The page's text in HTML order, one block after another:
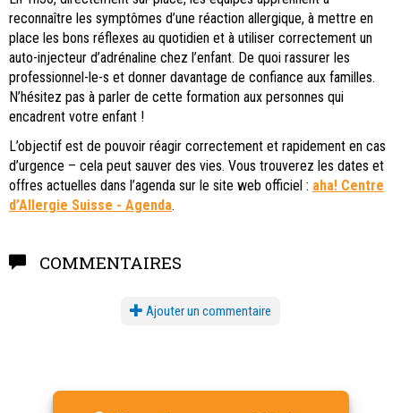
reconnaître les symptômes d’une réaction allergique, à mettre en
place les bons réflexes au quotidien et à utiliser correctement un
auto-injecteur d’adrénaline chez l’enfant. De quoi rassurer les
professionnel-le-s et donner davantage de confiance aux familles.
N’hésitez pas à parler de cette formation aux personnes qui
encadrent votre enfant !
L’objectif est de pouvoir réagir correctement et rapidement en cas
d’urgence – cela peut sauver des vies. Vous trouverez les dates et
offres actuelles dans l’agenda sur le site web officiel : aha! Centre
d’Allergie Suisse - Agenda.
COMMENTAIRES
Ajouter un commentaire